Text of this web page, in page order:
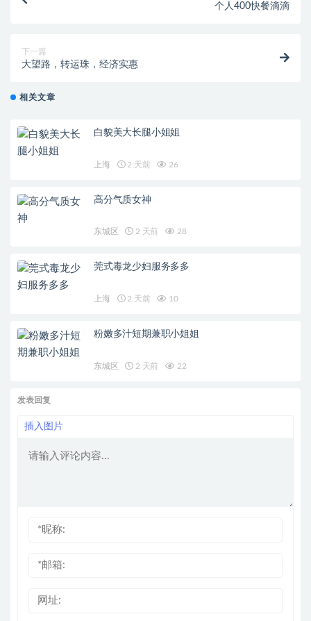
个人400快餐滴滴
下一篇
大望路，转运珠，经济实惠
相关文章
白貌美大长腿小姐姐
上海 2 天前 26
高分气质女神
东城区 2 天前 28
莞式毒龙少妇服务多多
上海 2 天前 10
粉嫩多汁短期兼职小姐姐
东城区 2 天前 22
发表回复
插入图片